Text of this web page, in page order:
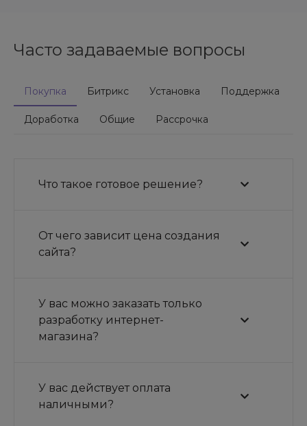
Часто задаваемые вопросы
Покупка Битрикс Установка Поддержка
Доработка Общие Рассрочка
Что такое готовое решение?
От чего зависит цена создания
сайта?
У вас можно заказать только
разработку интернет-
магазина?
У вас действует оплата
наличными?